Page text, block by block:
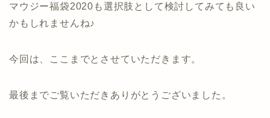
マウジー福袋2020も選択肢として検討してみても良い
かもしれませんね♪
今回は、ここまでとさせていただきます。
最後までご覧いただきありがとうございました。